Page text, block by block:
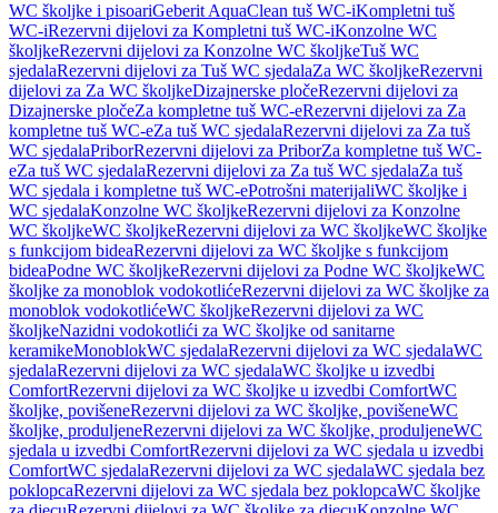
WC školjke i pisoariGeberit AquaClean tuš WC-iKompletni tuš
WC-iRezervni dijelovi za Kompletni tuš WC-iKonzolne WC
školjkeRezervni dijelovi za Konzolne WC školjkeTuš WC
sjedalaRezervni dijelovi za Tuš WC sjedalaZa WC školjkeRezervni
dijelovi za Za WC školjkeDizajnerske pločeRezervni dijelovi za
Dizajnerske pločeZa kompletne tuš WC-eRezervni dijelovi za Za
kompletne tuš WC-eZa tuš WC sjedalaRezervni dijelovi za Za tuš
WC sjedalaPriborRezervni dijelovi za PriborZa kompletne tuš WC-
eZa tuš WC sjedalaRezervni dijelovi za Za tuš WC sjedalaZa tuš
WC sjedala i kompletne tuš WC-ePotrošni materijaliWC školjke i
WC sjedalaKonzolne WC školjkeRezervni dijelovi za Konzolne
WC školjkeWC školjkeRezervni dijelovi za WC školjkeWC školjke
s funkcijom bideaRezervni dijelovi za WC školjke s funkcijom
bideaPodne WC školjkeRezervni dijelovi za Podne WC školjkeWC
školjke za monoblok vodokotlićeRezervni dijelovi za WC školjke za
monoblok vodokotlićeWC školjkeRezervni dijelovi za WC
školjkeNazidni vodokotlići za WC školjke od sanitarne
keramikeMonoblokWC sjedalaRezervni dijelovi za WC sjedalaWC
sjedalaRezervni dijelovi za WC sjedalaWC školjke u izvedbi
ComfortRezervni dijelovi za WC školjke u izvedbi ComfortWC
školjke, povišeneRezervni dijelovi za WC školjke, povišeneWC
školjke, produljeneRezervni dijelovi za WC školjke, produljeneWC
sjedala u izvedbi ComfortRezervni dijelovi za WC sjedala u izvedbi
ComfortWC sjedalaRezervni dijelovi za WC sjedalaWC sjedala bez
poklopcaRezervni dijelovi za WC sjedala bez poklopcaWC školjke